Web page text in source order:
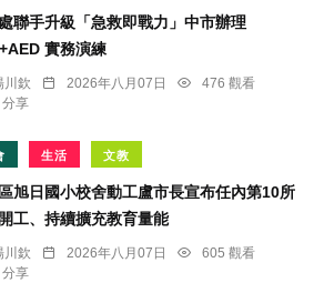
聯手升級「急救即戰力」中市辦理
實務演練
川欽 2026年八月07日
476 觀看
享
生活 文教
旭日國小校舍動工盧市長宣布任內第10所
工、持續擴充教育量能
川欽 2026年八月07日
605 觀看
享